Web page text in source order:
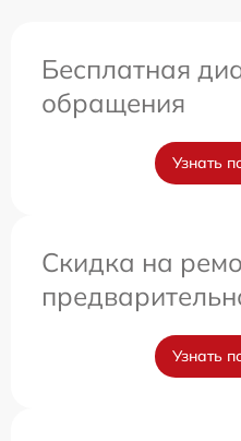
Бесплатная
обращения
Узнать
Скидка на
Узнать